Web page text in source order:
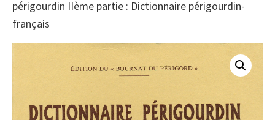
périgourdin IIème partie : Dictionnaire périgourdin-
français